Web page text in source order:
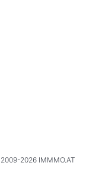
2026 IMMMO.AT